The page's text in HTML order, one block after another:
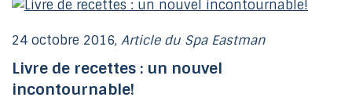
24 octobre 2016, Article du Spa Eastman
Livre de recettes : un nouvel
incontournable!